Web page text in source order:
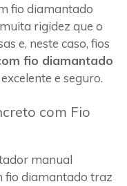
fio diamantado
rigidez que o
e, neste caso, fios
fio diamantado
e seguro.
com Fio
manual
fio diamantado traz